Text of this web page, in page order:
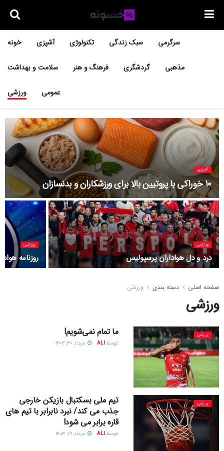
خونه آشپزی تکنولوژی سبک زندگی سرگرمی
سلامت و بهداشت فرهنگ و هنر گردشگری مذهبی
ورزشی عمومی
آشپزی
10 خوراکی با پروتیین بالا برای ورزشکاران و بدنسازان
ورزشی
درد و دل هواداران پرسپولیس
ورزشی
روزنامه
صفحه اصلی دسته بندی ورزشی
ورزشی
ورزشی ما تمام نمی‌شویم!
توسط ALI مرداد ۳۰, ۱۴۰۳
ورزشی
تیم ملی بسکتبال بازیکن خارجی
جذب می کند/ نبرد نابرابر با تیم های
قاره برابر می شود!
توسط ALI مرداد ۲۹, ۱۴۰۳